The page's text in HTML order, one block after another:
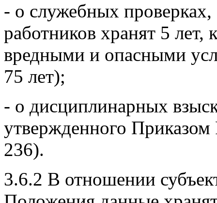
- о служебных
работников хранят 5 лет,
вредными и опасными
75 лет);
- о дисциплинарных
утвержденного
236).
3.6.2 В отношении